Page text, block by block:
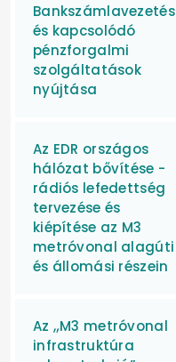
Bankszámlavezetés
és kapcsolódó
pénzforgalmi
szolgáltatások
nyújtása
Az EDR országos
hálózat bővítése -
rádiós lefedettség
tervezése és
kiépítése az M3
metróvonal alagúti
és állomási részein
Az „M3 metróvonal
infrastruktúra